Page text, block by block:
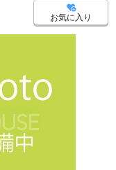
お気に入り